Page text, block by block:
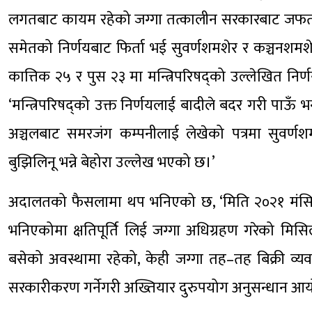
लगतबाट कायम रहेको जग्गा तत्कालीन सरकारबाट जफत
समेतको निर्णयबाट फिर्ता भई सुवर्णशमशेर र
कात्तिक २५ र पुस २३ मा मन्त्रिपरिषद्को उल्लेखित
‘मन्त्रिपरिषद्को उक्त निर्णयलाई बादीले बदर गरी
अञ्चलबाट समरजंग कम्पनीलाई लेखेको पत्रमा
बुझिलिनू भन्ने बेहोरा उल्लेख भएको छ।’
अदालतको फैसलामा थप भनिएको छ, ‘मिति २०२१
भनिएकोमा क्षतिपूर्ति लिई जग्गा अधिग्रहण गरेको
बसेको अवस्थामा रहेको, केही जग्गा तह–तह बिक्री
सरकारीकरण गर्नेगरी अख्तियार दुरुपयोग अनुसन्धान